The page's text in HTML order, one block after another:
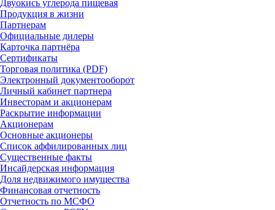
Двуокись углерода пищевая
Продукция в жизни
Партнерам
Официальные дилеры
Карточка партнёра
Сертификаты
Торговая политика (PDF)
Электронный документооборот
Личный кабинет партнера
Инвесторам и акционерам
Раскрытие информации
Акционерам
Основные акционеры
Список аффилированных лиц
Существенные факты
Инсайдерская информация
Доля недвижимого имущества
Финансовая отчетность
Отчетность по МСФО